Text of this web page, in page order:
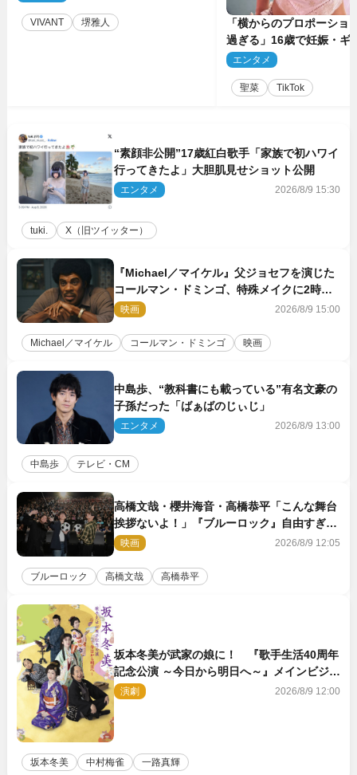
VIVANT 堺雅人
「横からのプロポーショ
過ぎる」16歳で妊娠・ギ
ル、最新投稿にネット衝
エンタメ
聖菜 TikTok
“素顔非公開”17歳紅白歌手「家族で初ハワイ
行ってきたよ」大胆肌見せショット公開
エンタメ 2026/8/9 15:30
tuki. X（旧ツイッター）
『Michael／マイケル』父ジョセフを演じた
コールマン・ドミンゴ、特殊メイクに2時間
半かかっていた
映画 2026/8/9 15:00
Michael／マイケル コールマン・ドミンゴ 映画
中島歩、“教科書にも載っている”有名文豪の
子孫だった「ばぁばのじぃじ」
エンタメ 2026/8/9 13:00
中島歩 テレビ・CM
高橋文哉・櫻井海音・高橋恭平「こんな舞台
挨拶ないよ！」『ブルーロック』自由すぎる
イベントレポート
映画 2026/8/9 12:05
ブルーロック 高橋文哉 高橋恭平
坂本冬美が武家の娘に！ 『歌手生活40周年
記念公演 ～今日から明日へ～』メインビジュ
アル公開
演劇 2026/8/9 12:00
坂本冬美 中村梅雀 一路真輝